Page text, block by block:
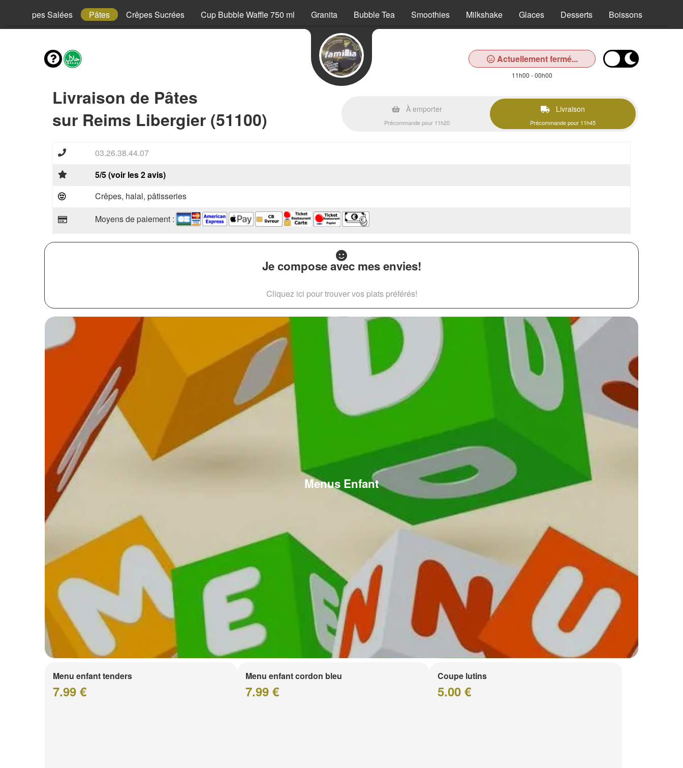
Crêpes Salées Pâtes Crêpes Sucrées Cup Bubble Waffle 750 ml Granita Bubble Tea Smoothies Milkshake Glaces Desserts Boissons
Actuellement fermé...
11h00 - 00h00
Livraison de Pâtes
sur Reims Libergier (51100)
À emporter
Précommande pour 11h20
Livraison
Précommande pour 11h45
03.26.38.44.07
5/5 (voir les 2 avis)
Crêpes, halal, pâtisseries
Moyens de paiement :
Je compose avec mes envies!
Cliquez ici pour trouver vos plats préférés!
Menus Enfant
Menu enfant tenders
7.99 €
Menu enfant cordon bleu
7.99 €
Coupe lutins
5.00 €